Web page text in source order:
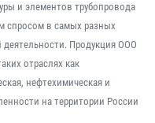
и элементов трубопровода
спросом в самых разных
деятельности. Продукция ООО
отраслях как
нефтехимическая и
на территории России